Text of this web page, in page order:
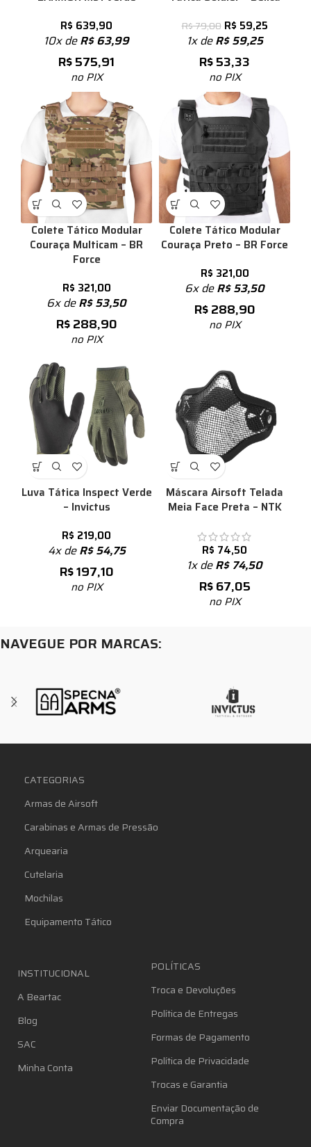
R$ 639,90
10x deR$63,99
R$575,91
no PIX
R$79,00 R$ 59,25
1x deR$59,25
R$53,33
no PIX
Colete Tático Modular
Couraça Multicam – BR
Force
R$ 321,00
6x deR$53,50
R$288,90
no PIX
Colete Tático Modular
Couraça Preto – BR Force
R$ 321,00
6x deR$53,50
R$288,90
no PIX
Luva Tática Inspect Verde
– Invictus
R$ 219,00
4x deR$54,75
R$197,10
no PIX
Máscara Airsoft Telada
Meia Face Preta – NTK
R$ 74,50
1x deR$74,50
R$67,05
no PIX
NAVEGUE POR MARCAS:
CATEGORIAS
Armas de Airsoft
Carabinas e Armas de Pressão
Arquearia
Cutelaria
Mochilas
Equipamento Tático
INSTITUCIONAL
A Beartac
Blog
SAC
Minha Conta
POLÍTICAS
Troca e Devoluções
Política de Entregas
Formas de Pagamento
Política de Privacidade
Trocas e Garantia
Enviar Documentação de
Compra